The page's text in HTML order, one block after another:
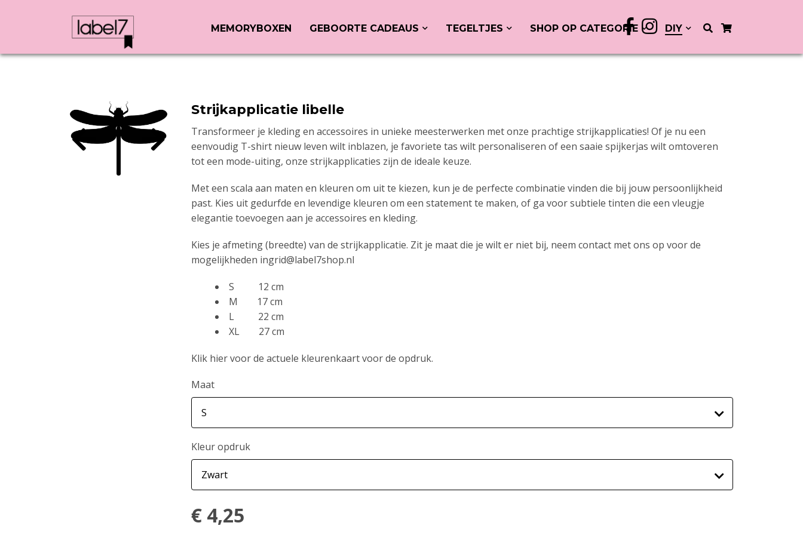
MEMORYBOXEN GEBOORTE CADEAUS TEGELTJES SHOP OP CATEGORIE DIY
Strijkapplicatie libelle
Transformeer je kleding en accessoires in unieke meesterwerken met onze prachtige strijkapplicaties! Of je nu een
eenvoudig T-shirt nieuw leven wilt inblazen, je favoriete tas wilt personaliseren of een saaie spijkerjas wilt omtoveren
tot een mode-uiting, onze strijkapplicaties zijn de ideale keuze.
Met een scala aan maten en kleuren om uit te kiezen, kun je de perfecte combinatie vinden die bij jouw persoonlijkheid
past. Kies uit gedurfde en levendige kleuren om een statement te maken, of ga voor subtiele tinten die een vleugje
elegantie toevoegen aan je accessoires en kleding.
Kies je afmeting (breedte) van de strijkapplicatie. Zit je maat die je wilt er niet bij, neem contact met ons op voor de
mogelijkheden ingrid@label7shop.nl
S 12 cm
M 17 cm
L 22 cm
XL 27 cm
Klik hier voor de actuele kleurenkaart voor de opdruk.
Maat
Kleur opdruk
€ 4,25